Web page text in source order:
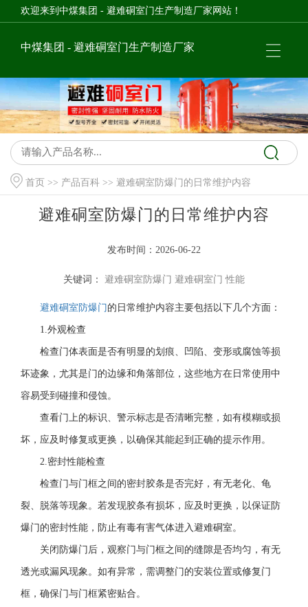
欢迎来到中煤集团 - 避难硐室门生产制造厂家网站！
中煤集团 - 避难硐室门生产制造厂家
首页 >> 产品百科 >> 避难硐室防爆门的日常维护内容
避难硐室防爆门的日常维护内容
发布时间：2026-06-22
关键词： 避难硐室防爆门 避难硐室门 性能
避难硐室防爆门 的日常维护内容主要包括以下几个方面：
1.外观检查
检查门体表面是否有明显的划痕、凹陷、变形或腐蚀等损
坏迹象，尤其是门的边缘和角落部位，这些地方在日常使用中
容易受到碰撞和侵蚀。
查看门上的标识、警示标志是否清晰完整，如有模糊或损
坏，应及时修复或更换，以确保其能起到正确的提示作用。
2.密封性能检查
检查门与门框之间的密封胶条是否完好，有无老化、龟
裂、脱落等现象。若发现胶条有损坏，应及时更换，以保证防
爆门的密封性能，防止有毒有害气体进入避难硐室。
关闭防爆门后，观察门与门框之间的缝隙是否均匀，有无
透光或漏风现象。如有异常，需调整门的安装位置或修复门
框，确保门与门框紧密贴合。